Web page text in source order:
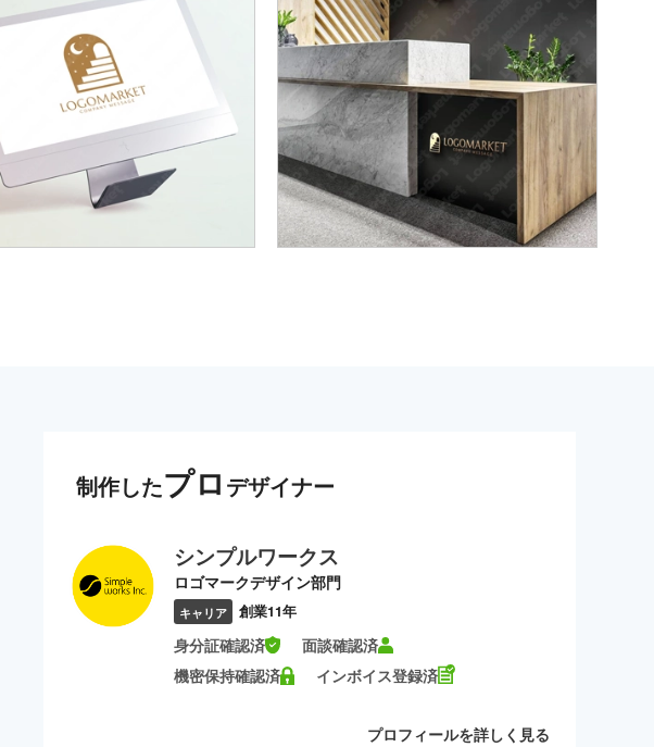
制作したプロ デザイナー
シンプルワークス
ロゴマークデザイン部門
キャリア 創業11年
身分証確認済
面談確認済
機密保持確認済
インボイス登録済
プロフィールを詳しく見る